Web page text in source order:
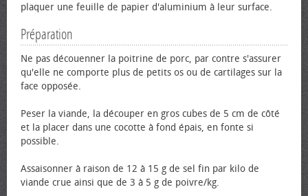
plaquer une feuille de papier d'aluminium à leur surface.
Préparation
Ne pas découenner la poitrine de porc, par contre s'assurer
qu'elle ne comporte plus de petits os ou de cartilages sur la
face opposée.
Peser la viande, la découper en gros cubes de 5 cm de côté
et la placer dans une cocotte à fond épais, en fonte si
possible.
Assaisonner à raison de 12 à 15 g de sel fin par kilo de
viande crue ainsi que de 3 à 5 g de poivre/kg.